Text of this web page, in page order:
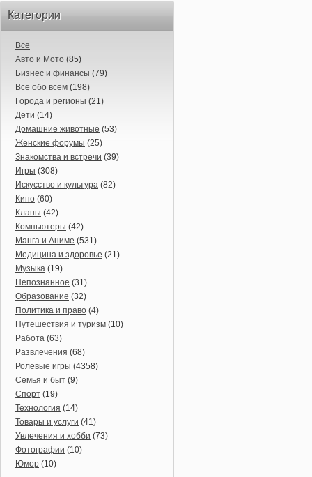
Категории
Все
Авто и Мото (85)
Бизнес и финансы (79)
Все обо всем (198)
Города и регионы (21)
Дети (14)
Домашние животные (53)
Женские форумы (25)
Знакомства и встречи (39)
Игры (308)
Искусство и культура (82)
Кино (60)
Кланы (42)
Компьютеры (42)
Манга и Аниме (531)
Медицина и здоровье (21)
Музыка (19)
Непознанное (31)
Образование (32)
Политика и право (4)
Путешествия и туризм (10)
Работа (63)
Развлечения (68)
Ролевые игры (4358)
Семья и быт (9)
Спорт (19)
Технология (14)
Товары и услуги (41)
Увлечения и хобби (73)
Фотографии (10)
Юмор (10)